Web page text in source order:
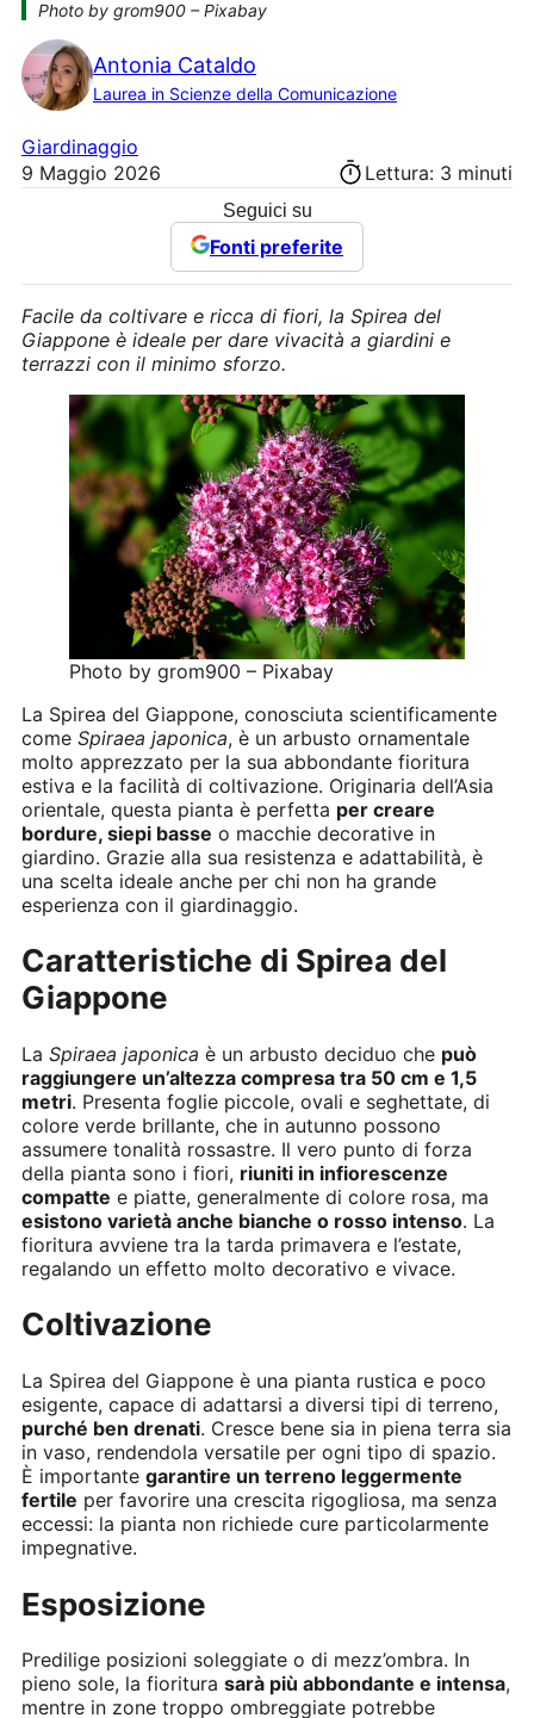
Photo by grom900 – Pixabay
Antonia Cataldo
Laurea in Scienze della Comunicazione
Giardinaggio
9 Maggio 2026
Lettura: 3 minuti
Seguici su
Fonti preferite
Facile da coltivare e ricca di fiori, la Spirea del
Giappone è ideale per dare vivacità a giardini e
terrazzi con il minimo sforzo.
Photo by grom900 – Pixabay
La Spirea del Giappone, conosciuta scientificamente
come Spiraea japonica, è un arbusto ornamentale
molto apprezzato per la sua abbondante fioritura
estiva e la facilità di coltivazione. Originaria dell’Asia
orientale, questa pianta è perfetta per creare
bordure, siepi basse o macchie decorative in
giardino. Grazie alla sua resistenza e adattabilità, è
una scelta ideale anche per chi non ha grande
esperienza con il giardinaggio.
Caratteristiche di Spirea del
Giappone
La Spiraea japonica è un arbusto deciduo che può
raggiungere un’altezza compresa tra 50 cm e 1,5
metri. Presenta foglie piccole, ovali e seghettate, di
colore verde brillante, che in autunno possono
assumere tonalità rossastre. Il vero punto di forza
della pianta sono i fiori, riuniti in infiorescenze
compatte e piatte, generalmente di colore rosa, ma
esistono varietà anche bianche o rosso intenso. La
fioritura avviene tra la tarda primavera e l’estate,
regalando un effetto molto decorativo e vivace.
Coltivazione
La Spirea del Giappone è una pianta rustica e poco
esigente, capace di adattarsi a diversi tipi di terreno,
purché ben drenati. Cresce bene sia in piena terra sia
in vaso, rendendola versatile per ogni tipo di spazio.
È importante garantire un terreno leggermente
fertile per favorire una crescita rigogliosa, ma senza
eccessi: la pianta non richiede cure particolarmente
impegnative.
Esposizione
Predilige posizioni soleggiate o di mezz’ombra. In
pieno sole, la fioritura sarà più abbondante e intensa,
mentre in zone troppo ombreggiate potrebbe